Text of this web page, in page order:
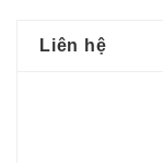
Liên hệ